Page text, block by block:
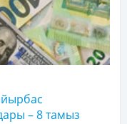
– 8 тамыз